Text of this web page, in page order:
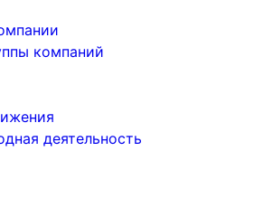
компаний
деятельность